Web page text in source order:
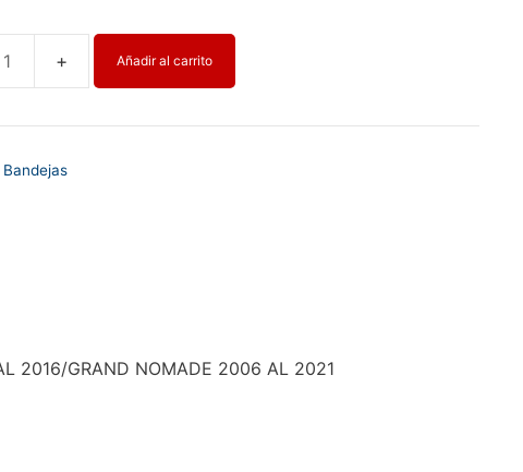
Añadir al carrito
Bandejas
2016/GRAND NOMADE 2006 AL 2021